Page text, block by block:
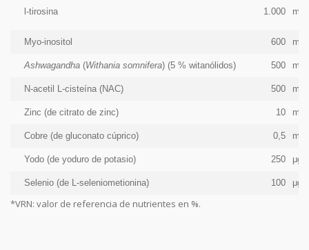
l-tirosina 1.000 mg
Myo-inositol 600 mg
Ashwagandha (Withania somnifera) (5 % witanólidos) 500 mg
N-acetil L-cisteína (NAC) 500 mg
Zinc (de citrato de zinc) 10 mg
Cobre (de gluconato cúprico) 0,5 mg
Yodo (de yoduro de potasio) 250 μg
Selenio (de L-seleniometionina) 100 μg
*VRN: valor de referencia de nutrientes en %.